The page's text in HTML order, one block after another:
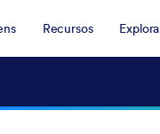
Recursos